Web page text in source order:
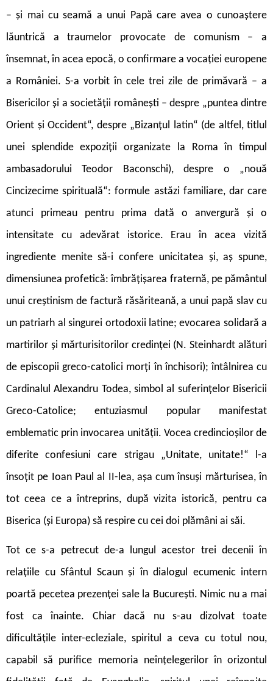
– și mai cu seamă a unui Papă care avea o cunoaștere
lăuntrică a traumelor provocate de comunism – a
însemnat, în acea epocă, o confirmare a vocației europene
a României. S-a vorbit în cele trei zile de primăvară – a
Bisericilor și a societății românești – despre „puntea dintre
Orient și Occident“, despre „Bizanțul latin“ (de altfel, titlul
unei splendide expoziții organizate la Roma în timpul
ambasadorului Teodor Baconschi), despre o „nouă
Cincizecime spirituală“: formule astăzi familiare, dar care
atunci primeau pentru prima dată o anvergură și o
intensitate cu adevărat istorice. Erau în acea vizită
ingrediente menite să-i confere unicitatea și, aș spune,
dimensiunea profetică: îmbrățișarea fraternă, pe pământul
unui creștinism de factură răsăriteană, a unui papă slav cu
un patriarh al singurei ortodoxii latine; evocarea solidară a
martirilor și mărturisitorilor credinței (N. Steinhardt alături
de episcopii greco-catolici morți în închisori); întâlnirea cu
Cardinalul Alexandru Todea, simbol al suferințelor Bisericii
Greco-Catolice; entuziasmul popular manifestat
emblematic prin invocarea unității. Vocea credincioșilor de
diferite confesiuni care strigau „Unitate, unitate!“ l-a
însoțit pe Ioan Paul al II-lea, așa cum însuși mărturisea, în
tot ceea ce a întreprins, după vizita istorică, pentru ca
Biserica (și Europa) să respire cu cei doi plămâni ai săi.
Tot ce s-a petrecut de-a lungul acestor trei decenii în
relațiile cu Sfântul Scaun și în dialogul ecumenic intern
poartă pecetea prezenței sale la București. Nimic nu a mai
fost ca înainte. Chiar dacă nu s-au dizolvat toate
dificultățile inter-ecleziale, spiritul a ceva cu totul nou,
capabil să purifice memoria neînțelegerilor în orizontul